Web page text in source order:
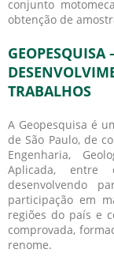
conjunto
obtenção de
TRABALHOS
A Geopesquisa é
de São Paulo, de
Engenharia,
Aplicada,
desenvolvendo
participação em
regiões do país e
comprovada,
renome.